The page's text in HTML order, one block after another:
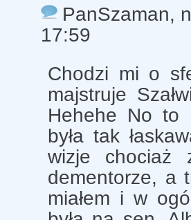
PanSzaman,
17:59
Chodzi mi o
majstruje
Hehehe No to
była tak
wizje chociaż
dementorze, a
miałem i w